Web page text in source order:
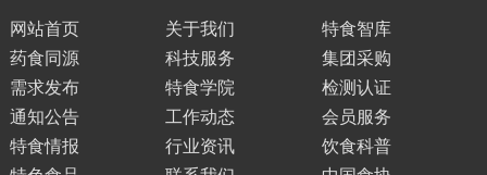
网站首页 关于我们
特食智库
药食同源
科技服务
集团采购
需求发布
特食学院
检测认证
通知公告
工作动态
会员服务
特食情报
行业资讯
饮食科普